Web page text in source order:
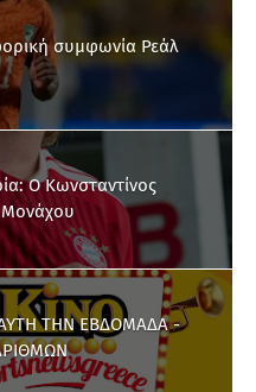
συμφωνία Ρεάλ
O Κωνσταντίνος
Μονάχου
ΑΥΤΗ ΤΗΝ ΕΒΔΟΜΑΔΑ -